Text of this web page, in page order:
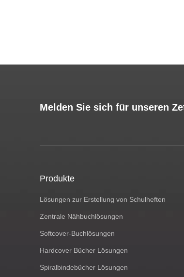
Melden Sie sich für unseren
Produkte
Lösungen zur Erstellung von Schulheften
Zentrale Nähbuchlösungen
Softcover-Buchlösungen
Hardcover Bücher Lösungen
Spiralbindebücher Lösungen